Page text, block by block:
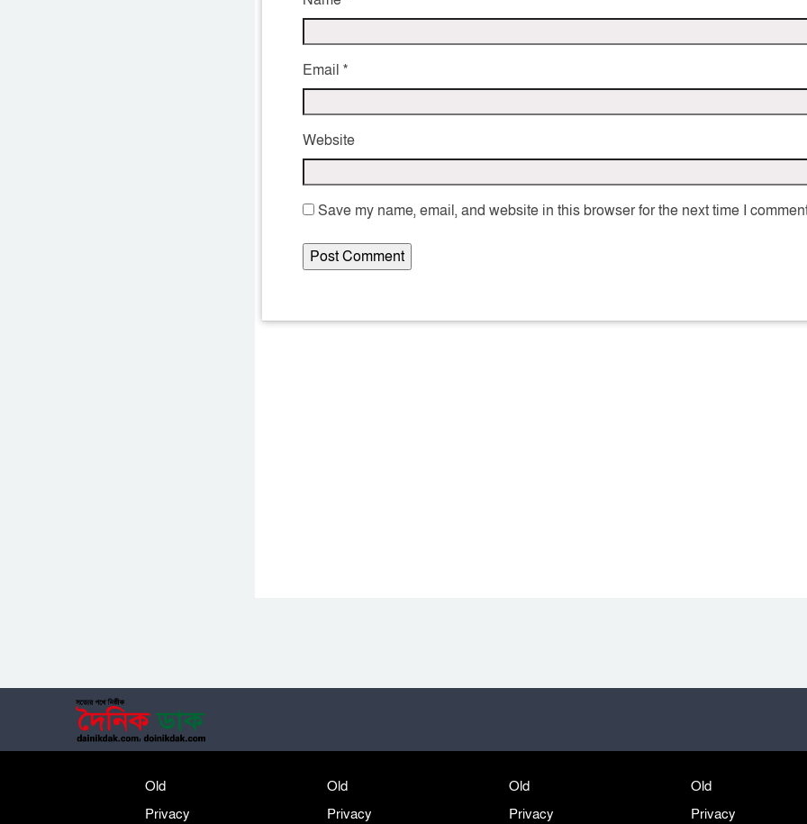
Email *
Website
Save my name, email, and website in this browser for the next time I
Old
Privacy
Old
Privacy
Old
Privacy
Old
Privacy